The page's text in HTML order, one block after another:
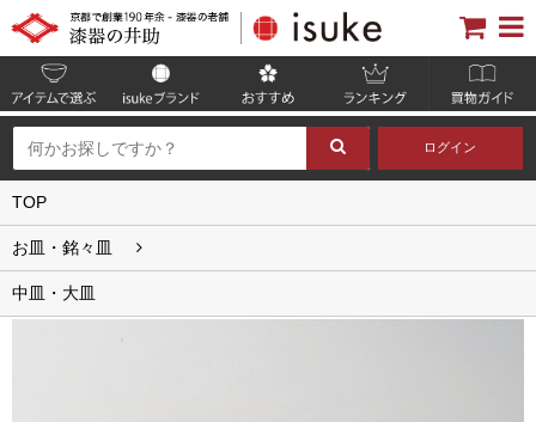
ログイン
TOP
お皿・銘々皿
中皿・大皿